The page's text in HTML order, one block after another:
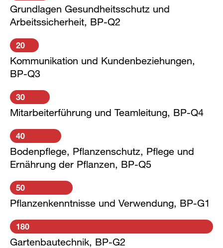
Grundlagen Gesundheitsschutz und
Arbeitssicherheit, BP-Q2
20
Kommunikation und Kundenbeziehungen,
BP-Q3
30
Mitarbeiterführung und Teamleitung, BP-Q4
40
Bodenpflege, Pflanzenschutz, Pflege und
Ernährung der Pflanzen, BP-Q5
50
Pflanzenkenntnisse und Verwendung, BP-G1
180
Gartenbautechnik, BP-G2